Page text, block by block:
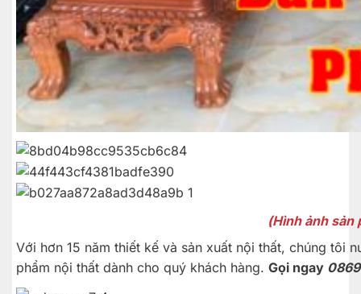
(Hình ảnh sản
Với hơn 15 năm thiết kế và sản xuất nội thất, chúng tôi
phẩm nội thất dành cho quý khách hàng. Gọi ngay